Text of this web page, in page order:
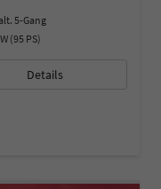
5-Gang
(95 PS)
Details